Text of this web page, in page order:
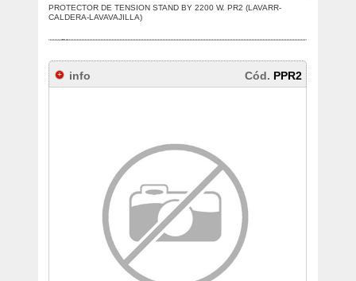
PROTECTOR DE TENSION STAND BY 2200 W. PR2 (LAVARR-
CALDERA-LAVAVAJILLA)
info Cód. PPR2